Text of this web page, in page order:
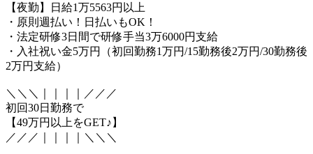
【夜勤】日給1万5563円以上
・原則週払い！日払いもOK！
・法定研修3日間で研修手当3万6000円支給
・入社祝い金5万円（初回勤務1万円/15勤務後2万円/30勤務後
2万円支給）
＼＼＼｜｜｜｜／／／
初回30日勤務で
【49万円以上をGET♪】
／／／｜｜｜｜＼＼＼